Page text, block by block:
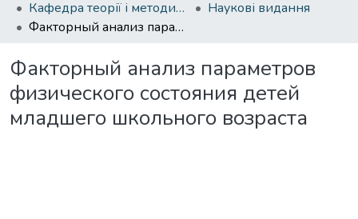
Кафедра теорії і методики фізичного виховання
Наукові видання
Факторный анализ параметров физического состояния детей младшего школьного возраста
Факторный анализ параметров
физического состояния детей
младшего школьного возраста